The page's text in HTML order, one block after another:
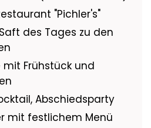
4 Kabinen
"Pichler's"
des Tages zu den
Frühstück und
Abschiedsparty
mit festlichem Menü